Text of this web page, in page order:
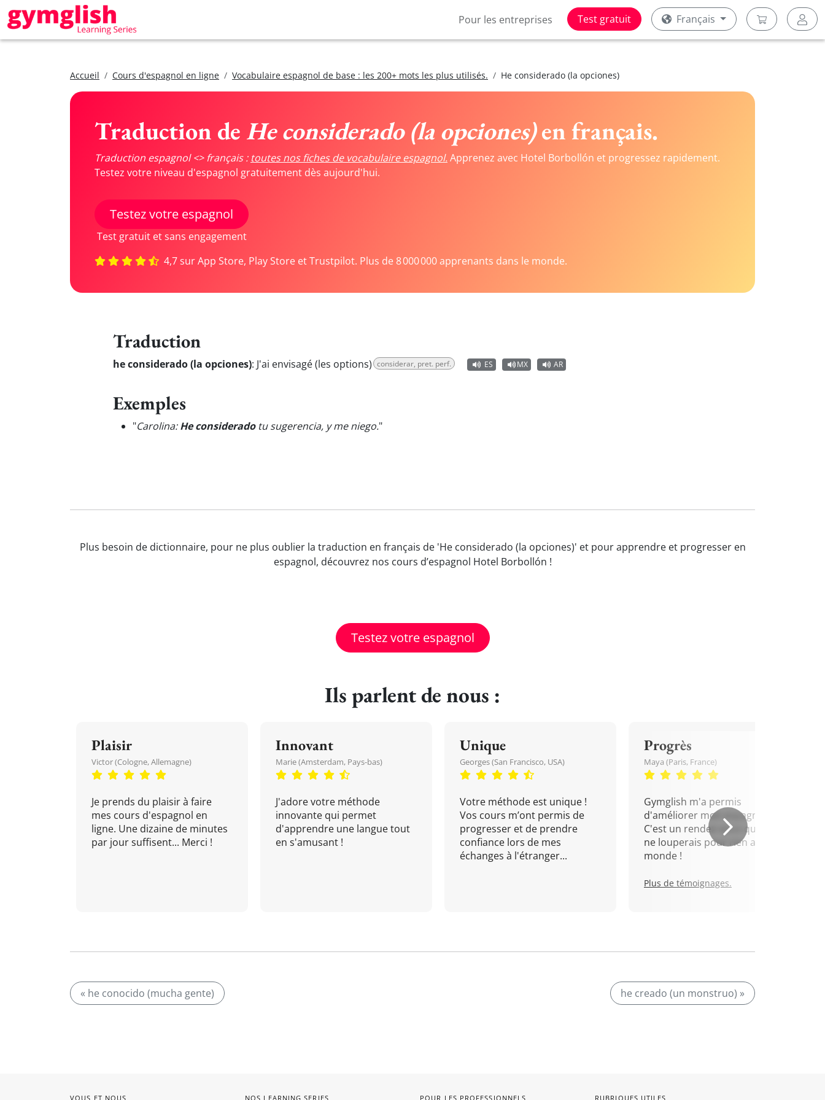
Pour les entreprises Test gratuit Français
Accueil Cours d'espagnol en ligne Vocabulaire espagnol de base : les 200+ mots les plus utilisés. He considerado (la opciones)
Traduction de He considerado (la opciones)en français.
Traduction espagnol <> français : toutes nos fiches de vocabulaire espagnol.Apprenez avec Hotel Borbollón et progressez rapidement.
Testez votre niveau d'espagnol gratuitement dès aujourd'hui.
Testez votre espagnol
Test gratuit et sans engagement
4,7 sur App Store, Play Store et Trustpilot. Plus de 8 000 000 apprenants dans le monde.
Traduction
he considerado (la opciones): J'ai envisagé (les options) considerar, pret. perf. ES MX AR
Exemples
"Carolina:He consideradotu sugerencia, y me niego."
Plus besoin de dictionnaire, pour ne plus oublier la traduction en français de 'He considerado (la opciones)' et pour apprendre et progresser en
espagnol, découvrez nos cours d’espagnol Hotel Borbollón !
Testez votre espagnol
Ils parlent de nous :
Plaisir
Victor (Cologne, Allemagne)
Je prends du plaisir à faire
mes cours d'espagnol en
ligne. Une dizaine de minutes
par jour suffisent... Merci !
Innovant
Marie (Amsterdam, Pays-bas)
J'adore votre méthode
innovante qui permet
d'apprendre une langue tout
en s'amusant !
Unique
Georges (San Francisco, USA)
Votre méthode est unique !
Vos cours m’ont permis de
progresser et de prendre
confiance lors de mes
échanges à l'étranger...
Progrès
Maya (Paris, France)
Gymglish m'a permis
d'améliorer mon espagnol.
C'est un rendez-vous que je
ne louperais pour rien au
monde !
Plus de témoignages.
« he conocido (mucha gente) he creado (un monstruo) »
VOUS ET NOUS NOS LEARNING SERIES POUR LES PROFESSIONNELS RUBRIQUES UTILES